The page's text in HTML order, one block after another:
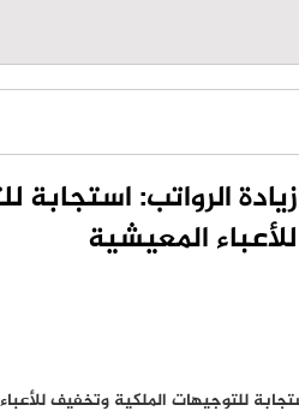
الرواتب: استجابة
المعيشية